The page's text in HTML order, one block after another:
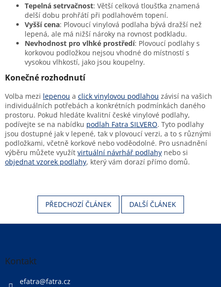
Tepelná setrvačnost: Větší celková tloušťka znamená
delší dobu prohřátí při podlahovém topení.
Vyšší cena: Plovoucí vinylová podlaha bývá dražší než
lepená, ale má nižší nároky na rovnost podkladu.
Nevhodnost pro vlhké prostředí: Plovoucí podlahy s
korkovou podložkou nejsou vhodné do místností s
vysokou vlhkostí, jako jsou koupelny.
Konečné rozhodnutí
Volba mezi lepenou a click vinylovou podlahou závisí na vašich
individuálních potřebách a konkrétních podmínkách daného
prostoru. Pokud hledáte kvalitní české vinylové podlahy,
podívejte se na nabídku podlah Fatra SILVERO. Tyto podlahy
jsou dostupné jak v lepené, tak v plovoucí verzi, a to s různými
podložkami, včetně korkové nebo voděodolné. Pro usnadnění
výběru můžete využít virtuální návrhář podlahy nebo si
objednat vzorek podlahy, který vám dorazí přímo domů.
PŘEDCHOZÍ ČLÁNEK DALŠÍ ČLÁNEK
Z
Kontakt
efatra@fatra.cz